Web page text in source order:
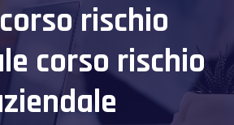
corso rischio
corso rischio